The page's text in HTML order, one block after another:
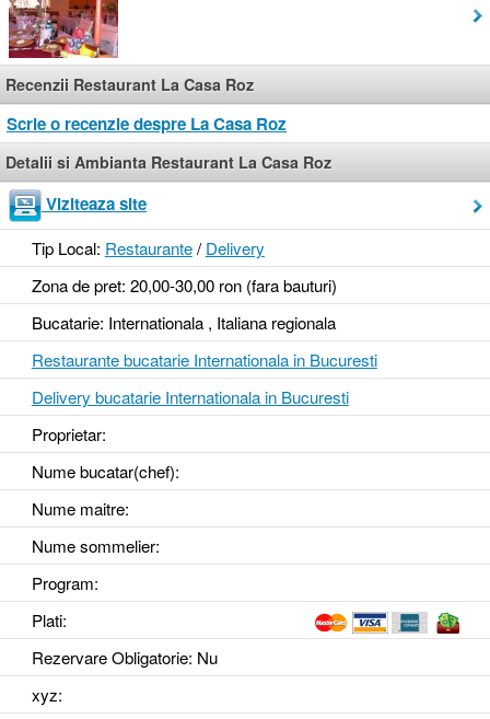
Recenzii Restaurant La Casa Roz
Scrie o recenzie despre La Casa Roz
Detalii si Ambianta Restaurant La Casa Roz
Viziteaza site
Tip Local: Restaurante/Delivery
Zona de pret: 20,00-30,00 ron (fara bauturi)
Bucatarie: Internationala , Italiana regionala
Restaurante bucatarie Internationala in Bucuresti
Delivery bucatarie Internationala in Bucuresti
Proprietar:
Nume bucatar(chef):
Nume maitre:
Nume sommelier:
Program:
Plati:
Rezervare Obligatorie: Nu
xyz: